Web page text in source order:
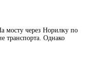
мосту через Норилку по
транспорта. Однако